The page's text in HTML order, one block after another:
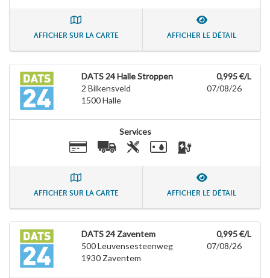
AFFICHER SUR LA CARTE AFFICHER LE DÉTAIL
DATS 24 Halle Stroppen
2 Bilkensveld
1500Halle
0,995 €/L
07/08/26
Services
AFFICHER SUR LA CARTE AFFICHER LE DÉTAIL
DATS 24 Zaventem
500 Leuvensesteenweg
1930 Zaventem
0,995 €/L
07/08/26